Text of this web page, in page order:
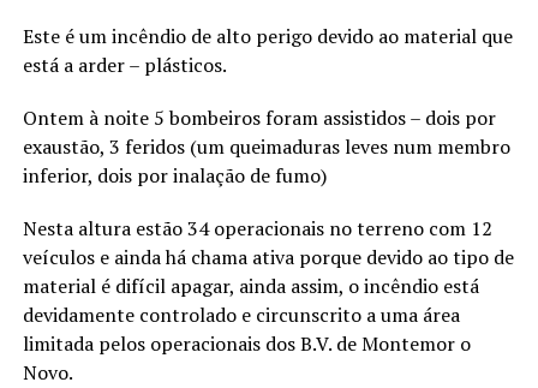
Este é um incêndio de alto perigo devido ao material que
está a arder – plásticos.
Ontem à noite 5 bombeiros foram assistidos – dois por
exaustão, 3 feridos (um queimaduras leves num membro
inferior, dois por inalação de fumo)
Nesta altura estão 34 operacionais no terreno com 12
veículos e ainda há chama ativa porque devido ao tipo de
material é difícil apagar, ainda assim, o incêndio está
devidamente controlado e circunscrito a uma área
limitada pelos operacionais dos B.V. de Montemor o
Novo.